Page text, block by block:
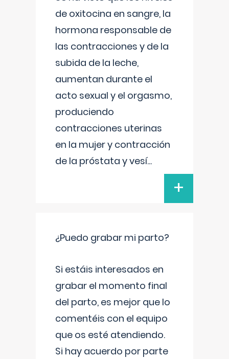
de oxitocina en sangre, la
hormona responsable de
las contracciones y de la
subida de la leche,
aumentan durante el
acto sexual y el orgasmo,
produciendo
contracciones uterinas
en la mujer y contracción
de la próstata y vesí...
+
¿Puedo grabar mi parto?
Si estáis interesados en
grabar el momento final
del parto, es mejor que lo
comentéis con el equipo
que os esté atendiendo.
Si hay acuerdo por parte